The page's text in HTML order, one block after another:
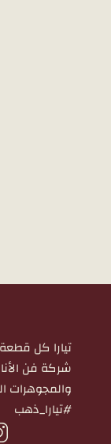
تيارا كل
شركة فن
والمجوهرات
#تيارا_ذهب